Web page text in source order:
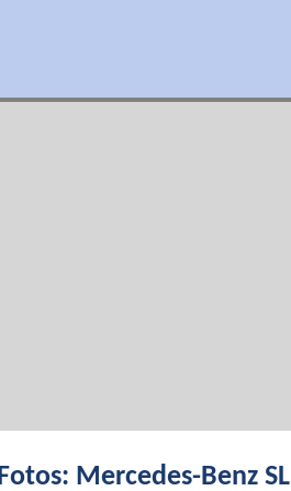
Fotos: Mercedes-Benz